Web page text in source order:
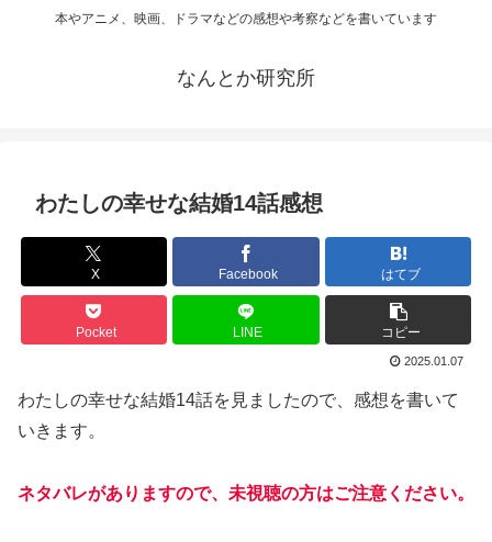
本やアニメ、映画、ドラマなどの感想や考察などを書いています
なんとか研究所
わたしの幸せな結婚14話感想
X Facebook はてブ
Pocket LINE コピー
2025.01.07
わたしの幸せな結婚14話を見ましたので、感想を書いて
いきます。
ネタバレがありますので、未視聴の方はご注意ください。